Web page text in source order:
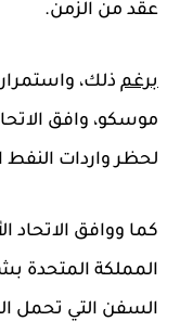
عقد من الزمن.
برغم ذلك،
موسكو، وافق
لحظر واردات النفط
كما ووافق الاتحاد
المملكة المتحدة
السفن التي تحمل